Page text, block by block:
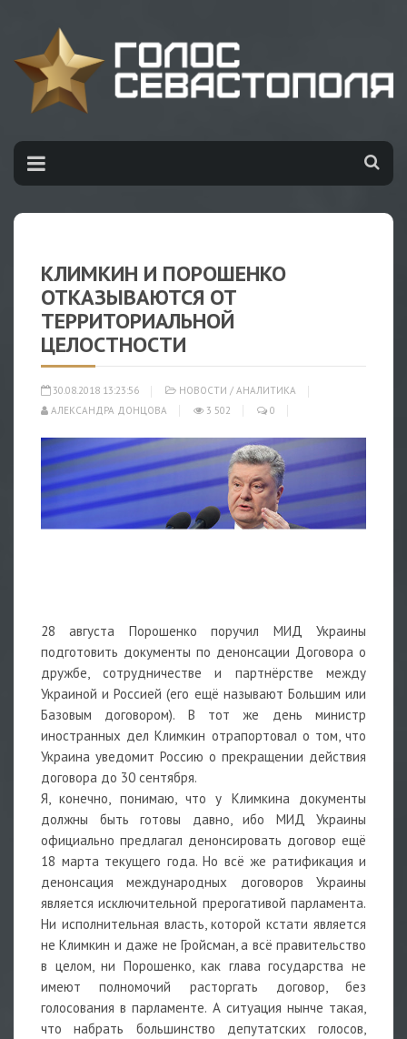
КЛИМКИН И ПОРОШЕНКО
ОТКАЗЫВАЮТСЯ ОТ
ТЕРРИТОРИАЛЬНОЙ
ЦЕЛОСТНОСТИ
30.08.2018 13:23:56 НОВОСТИ / АНАЛИТИКА
АЛЕКСАНДРА ДОНЦОВА
3 502 0
28 августа Порошенко поручил МИД Украины
подготовить документы по денонсации Договора о
дружбе, сотрудничестве и партнёрстве между
Украиной и Россией (его ещё называют Большим или
Базовым договором). В тот же день министр
иностранных дел Климкин отрапортовал о том, что
Украина уведомит Россию о прекращении действия
договора до 30 сентября.
Я, конечно, понимаю, что у Климкина документы
должны быть готовы давно, ибо МИД Украины
официально предлагал денонсировать договор ещё
18 марта текущего года. Но всё же ратификация и
денонсация международных договоров Украины
является исключительной прерогативой парламента.
Ни исполнительная власть, которой кстати является
не Климкин и даже не Гройсман, а всё правительство
в целом, ни Порошенко, как глава государства не
имеют полномочий расторгать договор, без
голосования в парламенте. А ситуация нынче такая,
что набрать большинство депутатских голосов,